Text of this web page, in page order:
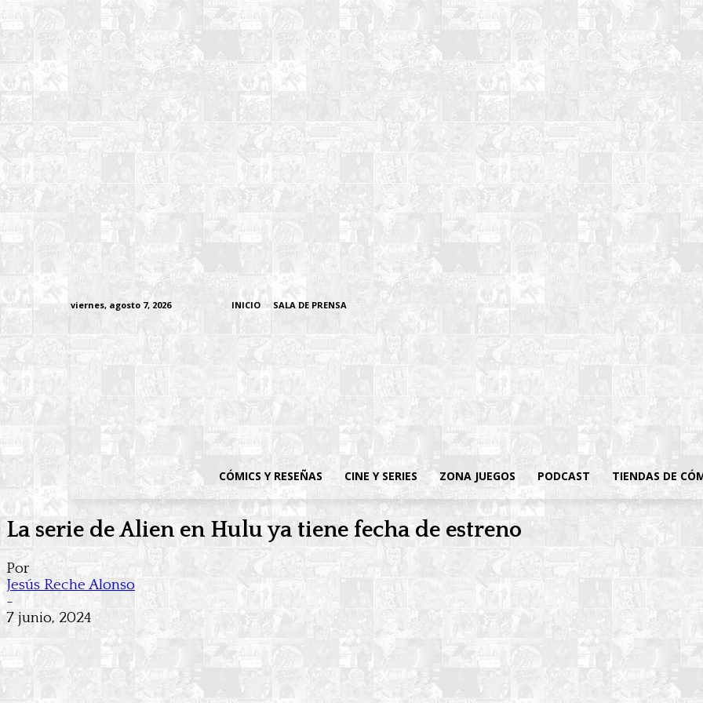
viernes, agosto 7, 2026 INICIO SALA DE PRENSA
CÓMICS Y RESEÑAS CINE Y SERIES ZONA JUEGOS PODCAST TIENDAS DE
La serie de Alien en Hulu ya tiene fecha de estreno
Por
Jesús Reche Alonso
-
7 junio, 2024